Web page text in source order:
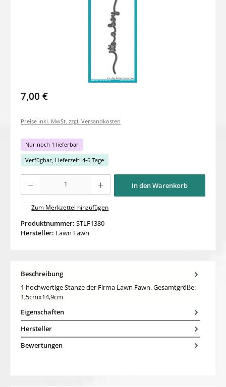
7,00 €
Preise inkl. MwSt. zzgl. Versandkosten
Nur noch 1 lieferbar
Verfügbar, Lieferzeit: 4-6 Tage
Produkt Anzahl: Gib den gewünschten Wert ein oder benutze die Schaltflächen um
In den Warenkorb
Zum Merkzettel hinzufügen
Produktnummer: STLF1380
Hersteller: Lawn Fawn
Beschreibung
1 hochwertige Stanze der Firma Lawn Fawn. Gesamtgröße:
1,5cmx14,9cm
Eigenschaften
Hersteller
Bewertungen